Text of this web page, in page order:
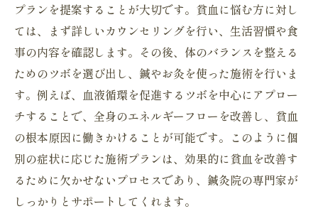
プランを提案することが大切です。貧血に悩む方に対し
ては、まず詳しいカウンセリングを行い、生活習慣や食
事の内容を確認します。その後、体のバランスを整える
ためのツボを選び出し、鍼やお灸を使った施術を行いま
す。例えば、血液循環を促進するツボを中心にアプロー
チすることで、全身のエネルギーフローを改善し、貧血
の根本原因に働きかけることが可能です。このように個
別の症状に応じた施術プランは、効果的に貧血を改善す
るために欠かせないプロセスであり、鍼灸院の専門家が
しっかりとサポートしてくれます。